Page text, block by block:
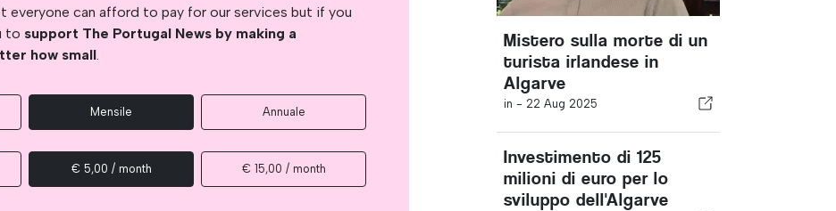
everyone can afford to pay for our services but if you
to support The Portugal News by making a
how small.
Mensile Annuale
€ 5,00 / month € 15,00 / month
Mistero sulla morte di un
turista irlandese in
Algarve
in - 22 Aug 2025
Investimento di 125
milioni di euro per lo
sviluppo dell'Algarve